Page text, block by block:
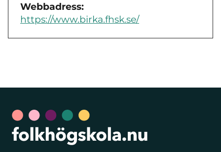
Webbadress:
https://www.birka.fhsk.se/